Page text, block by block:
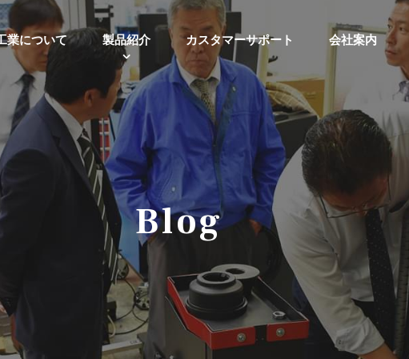
業について 製品紹介 カスタマーサポート 会社案内
Blog